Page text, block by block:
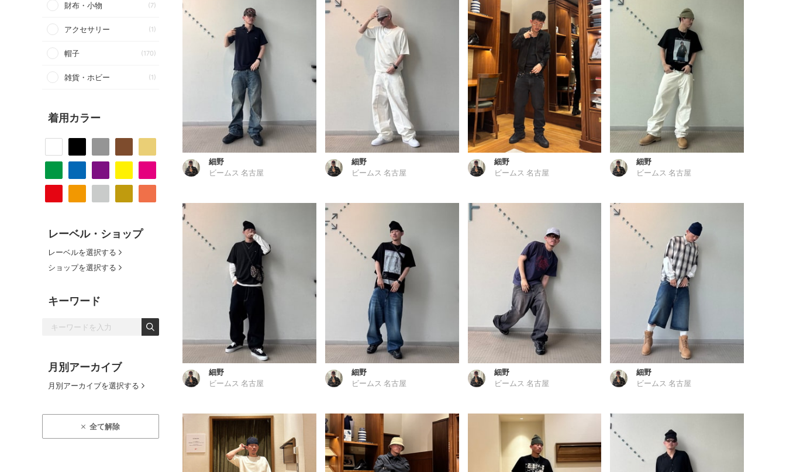
財布・小物 (7)
アクセサリー (1)
帽子 (170)
雑貨・ホビー (1)
着用カラー
レーベル・ショップ
レーベルを選択する
ショップを選択する
キーワード
月別アーカイブ
月別アーカイブを選択する
全て解除
細野
ビームス 名古屋
細野
ビームス 名古屋
細野
ビームス 名古屋
細野
ビームス 名古屋
細野
ビームス 名古屋
細野
ビームス 名古屋
細野
ビームス 名古屋
細野
ビームス 名古屋